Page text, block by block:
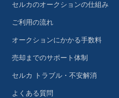
セルカのオークションの仕組み
ご利用の流れ
オークションにかかる手数料
売却までのサポート体制
セルカ トラブル・不安解消
よくある質問